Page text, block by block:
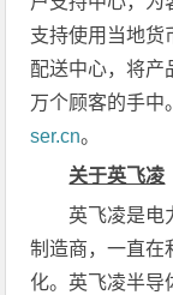
支持使用当地货
配送中心，将产
万个顾客的手中
ser.cn。
关于英飞凌
英飞凌是电
制造商，一直在
化。英飞凌半导